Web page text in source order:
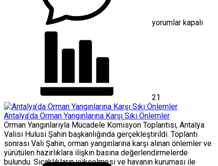
ele
yorumlar kapalı
21
Antalya’da Orman Yangınlarına Karşı Sıkı Önlemler
Orman Yangınlarıyla Mücadele Komisyon Toplantısı, Antalya
Valisi Hulusi Şahin başkanlığında gerçekleştirildi. Toplantı
sonrası Vali Şahin, orman yangınlarına karşı alınan önlemler ve
yürütülen hazırlıklara ilişkin basına değerlendirmelerde
bulundu. Sıcaklıkların yükselmesi ve havanın kuruması ile